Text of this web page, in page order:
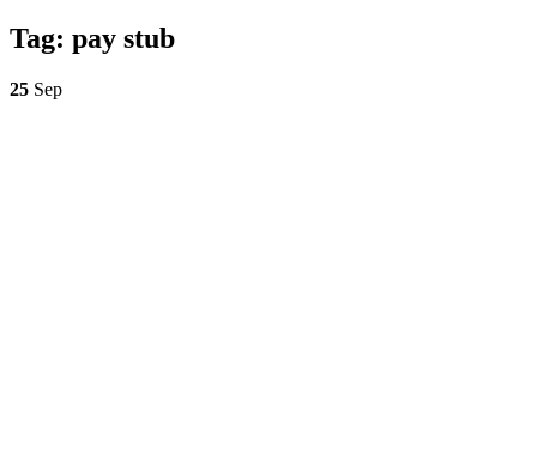
Tag: pay stub
25 Sep